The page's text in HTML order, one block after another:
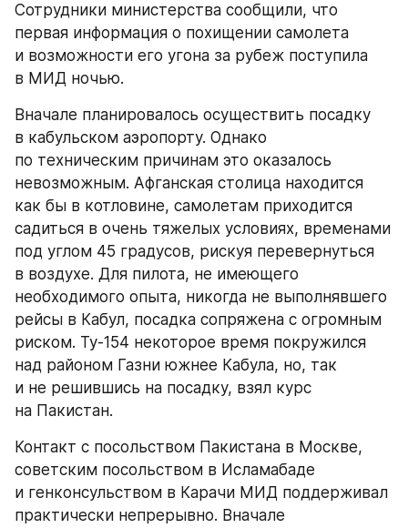
Сотрудники министерства сообщили, что
первая информация о похищении самолета
и возможности его угона за рубеж поступила
в МИД ночью.
Вначале планировалось осуществить посадку
в кабульском аэропорту. Однако
по техническим причинам это оказалось
невозможным. Афганская столица находится
как бы в котловине, самолетам приходится
садиться в очень тяжелых условиях, временами
под углом 45 градусов, рискуя перевернуться
в воздухе. Для пилота, не имеющего
необходимого опыта, никогда не выполнявшего
рейсы в Кабул, посадка сопряжена с огромным
риском. Ту-154 некоторое время покружился
над районом Газни южнее Кабула, но, так
и не решившись на посадку, взял курс
на Пакистан.
Контакт с посольством Пакистана в Москве,
советским посольством в Исламабаде
и генконсульством в Карачи МИД поддерживал
практически непрерывно. Вначале